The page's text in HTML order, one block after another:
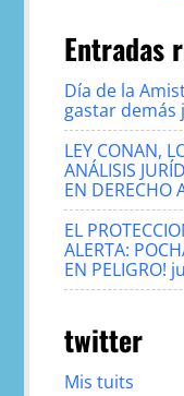
Entradas
Día de la
gastar demás
LEY CONAN,
ANÁLISIS
EN DERECHO
EL
ALERTA:
EN PELIGRO!
twitter
Mis tuits